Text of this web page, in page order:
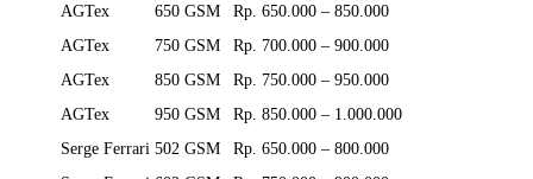
AGTex
650 GSM
Rp. 650.000 – 850.000
AGTex
750 GSM
Rp. 700.000 – 900.000
AGTex
850 GSM
Rp. 750.000 – 950.000
AGTex
950 GSM
Rp. 850.000 – 1.000.000
Serge Ferrari 502 GSM
Rp. 650.000 – 800.000